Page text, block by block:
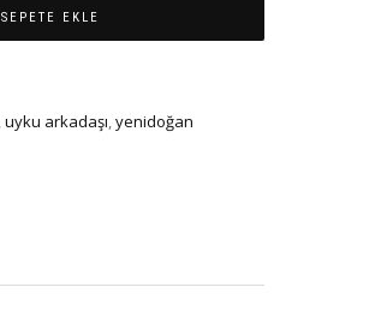
SEPETE EKLE
uyku arkadaşı yenidoğan